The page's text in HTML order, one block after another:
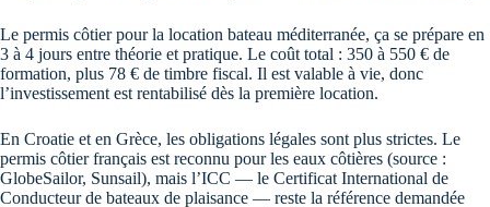
Le permis côtier pour la location bateau méditerranée, ça se prépare en
3 à 4 jours entre théorie et pratique. Le coût total : 350 à 550 € de
formation, plus 78 € de timbre fiscal. Il est valable à vie, donc
l’investissement est rentabilisé dès la première location.
En Croatie et en Grèce, les obligations légales sont plus strictes. Le
permis côtier français est reconnu pour les eaux côtières (source :
GlobeSailor, Sunsail), mais l’ICC — le Certificat International de
Conducteur de bateaux de plaisance — reste la référence demandée